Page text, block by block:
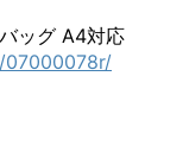
ッグ A4対応